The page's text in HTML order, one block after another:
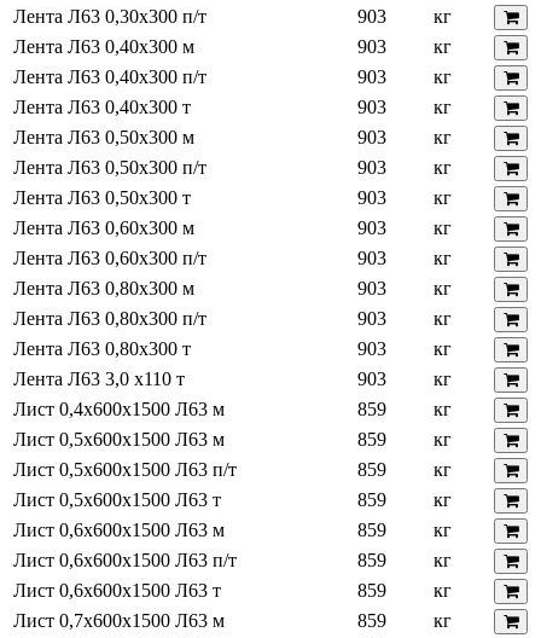
Лента Л63 0,30х300 п/т
903
кг
Лента Л63 0,40х300 м
903
кг
Лента Л63 0,40х300 п/т
903
кг
Лента Л63 0,40х300 т
903
кг
Лента Л63 0,50х300 м
903
кг
Лента Л63 0,50х300 п/т
903
кг
Лента Л63 0,50х300 т
903
кг
Лента Л63 0,60х300 м
903
кг
Лента Л63 0,60х300 п/т
903
кг
Лента Л63 0,80х300 м
903
кг
Лента Л63 0,80х300 п/т
903
кг
Лента Л63 0,80х300 т
903
кг
Лента Л63 3,0 х110 т
903
кг
Лист 0,4х600х1500 Л63 м
859
кг
Лист 0,5х600х1500 Л63 м
859
кг
Лист 0,5х600х1500 Л63 п/т
859
кг
Лист 0,5х600х1500 Л63 т
859
кг
Лист 0,6х600х1500 Л63 м
859
кг
Лист 0,6х600х1500 Л63 п/т
859
кг
Лист 0,6х600х1500 Л63 т
859
кг
Лист 0,7х600х1500 Л63 м
859
кг